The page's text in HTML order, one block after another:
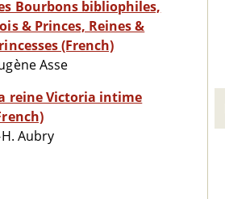
Bourbons bibliophiles,
& Princes, Reines &
(French)
Asse
reine Victoria intime
H. Aubry